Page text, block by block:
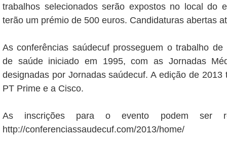
trabalhos selecionados serão expostos no local do
terão um prémio de 500 euros. Candidaturas abertas
As conferências saúdecuf prosseguem o trabalho
de saúde iniciado em 1995, com as Jornadas
designadas por Jornadas saúdecuf. A edição de 2013
PT Prime e a Cisco.
As inscrições para o evento podem ser
http://conferenciassaudecuf.com/2013/home/